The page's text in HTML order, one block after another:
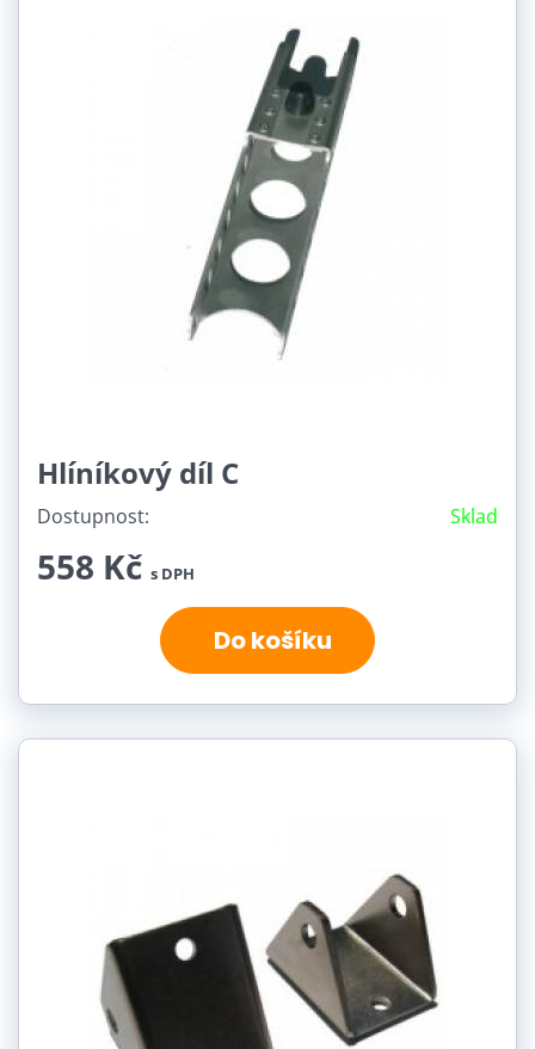
Hlíníkový díl C
Dostupnost: Sklad
558 Kč s DPH
Do košíku